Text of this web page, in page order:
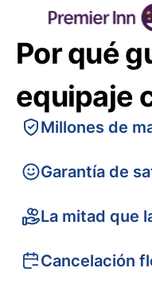
Por qué
equipaje
Millones de
Garantía de
La mitad que
Cancelación